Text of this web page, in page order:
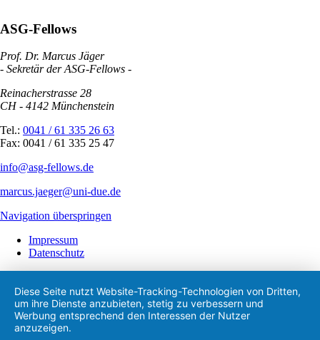
ASG-Fellows
Prof. Dr. Marcus Jäger
- Sekretär der ASG-Fellows -
Reinacherstrasse 28
CH - 4142 Münchenstein
Tel.: 0041 / 61 335 26 63
Fax: 0041 / 61 335 25 47
info@asg-fellows.de
marcus.jaeger@uni-due.de
Navigation überspringen
Impressum
Datenschutz
Diese Seite nutzt Website-Tracking-Technologien von Dritten,
um ihre Dienste anzubieten, stetig zu verbessern und
Werbung entsprechend den Interessen der Nutzer
anzuzeigen.